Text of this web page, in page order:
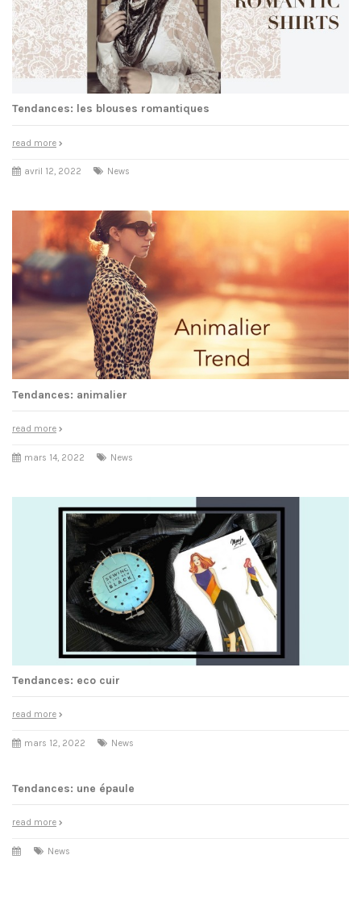
Tendances: les blouses romantiques
read more
avril 12, 2022 News
Tendances: animalier
read more
mars 14, 2022 News
Tendances: eco cuir
read more
mars 12, 2022 News
Tendances: une épaule
read more
News